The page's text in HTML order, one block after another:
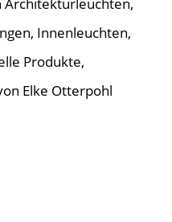
, Innenleuchten,
Produkte,
Elke Otterpohl